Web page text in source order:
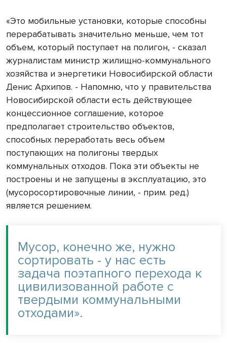
«Это мобильные установки, которые способны
перерабатывать значительно меньше, чем тот
объем, который поступает на полигон, - сказал
журналистам министр жилищно-коммунального
хозяйства и энергетики Новосибирской области
Денис Архипов. - Напомню, что у правительства
Новосибирской области есть действующее
концессионное соглашение, которое
предполагает строительство объектов,
способных переработать весь объем
поступающих на полигоны твердых
коммунальных отходов. Пока эти объекты не
построены и не запущены в эксплуатацию, это
(мусоросортировочные линии, - прим. ред.)
является решением.
Мусор, конечно же, нужно
сортировать - у нас есть
задача поэтапного перехода к
цивилизованной работе с
твердыми коммунальными
отходами».